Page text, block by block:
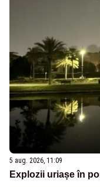
5 aug. 2026, 11:09
Explozii uriașe în